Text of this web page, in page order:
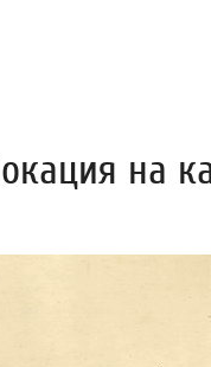
на